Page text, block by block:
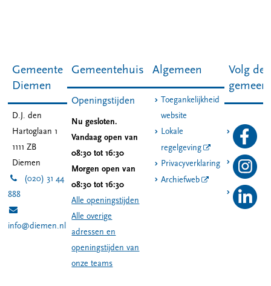
Gemeente
Diemen
D.J. den
Hartoglaan 1
1111 ZB
Diemen
(020) 31 44
888
info@diemen.nl
Gemeentehuis
Openingstijden
Nu gesloten.
Vandaag open van
08:30 tot 16:30
Morgen open van
08:30 tot 16:30
Alle openingstijden
Alle overige
adressen en
openingstijden van
onze teams
Algemeen
Toegankelijkheid
website
Lokale
regelgeving
Privacyverklaring
Archiefweb
Volg de